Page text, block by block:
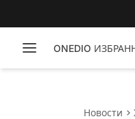
ONEDIO
Новости